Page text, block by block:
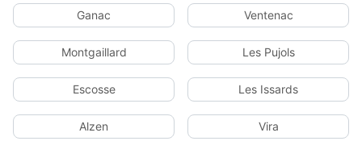
Ganac Ventenac
Montgaillard Les Pujols
Escosse Les Issards
Alzen Vira